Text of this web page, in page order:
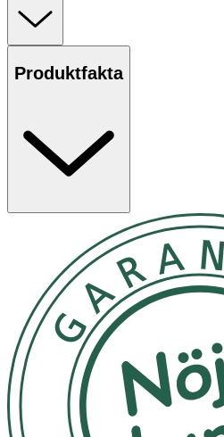
Produktfakta